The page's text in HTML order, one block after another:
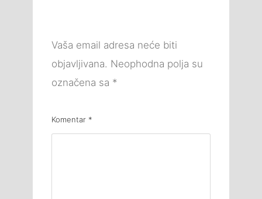
Vaša email adresa neće biti
objavljivana. Neophodna polja su
označena sa *
Komentar *